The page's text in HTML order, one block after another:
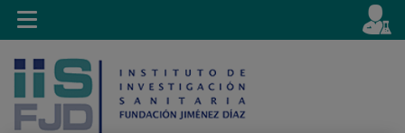
Saltar al contenido
activo
es
Toggle
navigation